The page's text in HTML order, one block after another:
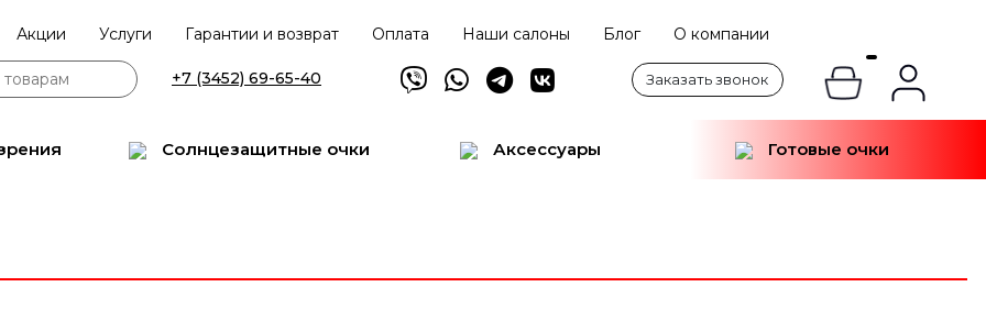
Акции Услуги Гарантии и возврат Оплата Наши салоны Блог О компании
+7 (3452) 69-65-40 Заказать звонок
Солнцезащитные очки Аксессуары Готовые очки